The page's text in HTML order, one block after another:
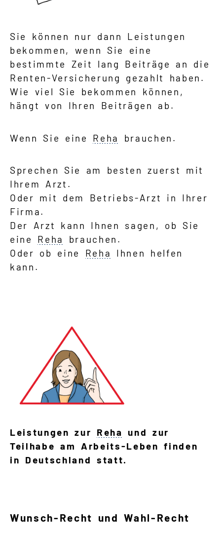
Sie können nur dann Leistungen
bekommen, wenn Sie eine
bestimmte Zeit lang Beiträge an die
Renten-Versicherung gezahlt haben.
Wie viel Sie bekommen können,
hängt von Ihren Beiträgen ab.
Wenn Sie eine Reha brauchen.
Sprechen Sie am besten zuerst mit
Ihrem Arzt.
Oder mit dem Betriebs-Arzt in Ihrer
Firma.
Der Arzt kann Ihnen sagen, ob Sie
eine Reha
brauchen.
Oder ob eine Reha
Ihnen helfen
kann.
Leistungen zur Reha und zur
Teilhabe am Arbeits-Leben finden
in Deutschland statt.
Wunsch-Recht und Wahl-Recht